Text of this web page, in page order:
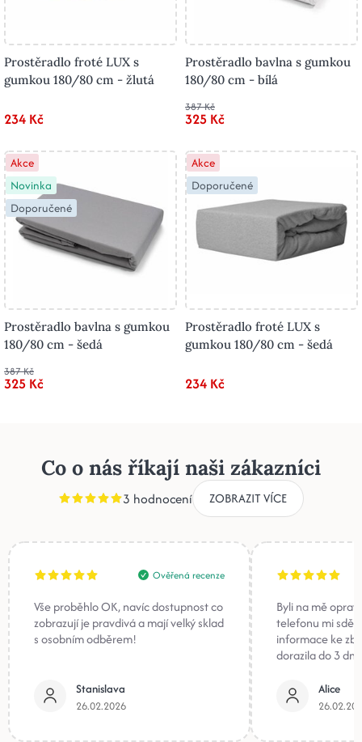
Prostěradlo froté LUX s
gumkou 180/80 cm - žlutá
234 Kč
Prostěradlo bavlna s gumkou
180/80 cm - bílá
387 Kč
325 Kč
Akce
Novinka
Doporučené
Prostěradlo bavlna s gumkou
180/80 cm - šedá
387 Kč
325 Kč
Akce
Doporučené
Prostěradlo froté LUX s
gumkou 180/80 cm - šedá
234 Kč
Co o nás říkají naši zákazníci
3 hodnocení ZOBRAZIT VÍCE
Ověřená recenze
Vše proběhlo OK, navíc dostupnost co
zobrazují je pravdivá a mají velký sklad
s osobním odběrem!
Stanislava
26.02.2026
Byli na mě
telefonu mi
informace ke
dorazila do 3
Alice